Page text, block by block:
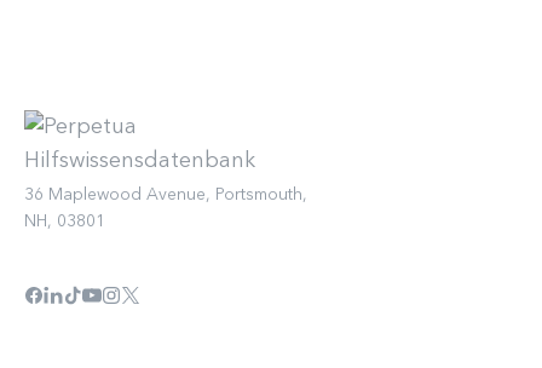
36 Maplewood Avenue, Portsmouth,
NH, 03801